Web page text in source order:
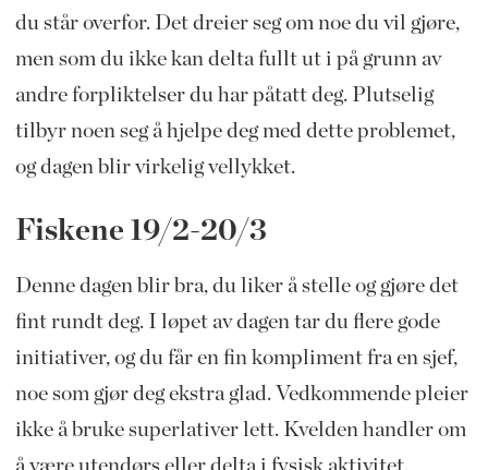
du står overfor. Det dreier seg om noe du vil gjøre,
men som du ikke kan delta fullt ut i på grunn av
andre forpliktelser du har påtatt deg. Plutselig
tilbyr noen seg å hjelpe deg med dette problemet,
og dagen blir virkelig vellykket.
Fiskene 19/2-20/3
Denne dagen blir bra, du liker å stelle og gjøre det
fint rundt deg. I løpet av dagen tar du flere gode
initiativer, og du får en fin kompliment fra en sjef,
noe som gjør deg ekstra glad. Vedkommende pleier
ikke å bruke superlativer lett. Kvelden handler om
å være utendørs eller delta i fysisk aktivitet.